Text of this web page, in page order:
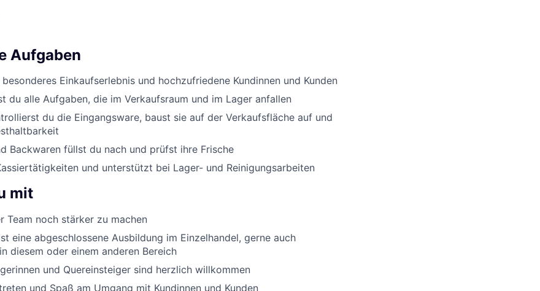
Aufgaben
Einkaufserlebnis und hochzufriedene Kundinnen und Kunden
du alle Aufgaben, die im Verkaufsraum und im Lager anfallen
du die Eingangsware, baust sie auf der Verkaufsfläche auf und
Backwaren füllst du nach und prüfst ihre Frische
und unterstützt bei Lager- und Reinigungsarbeiten
mit
Team noch stärker zu machen
eine abgeschlossene Ausbildung im Einzelhandel, gerne auch
diesem oder einem anderen Bereich
und Quereinsteiger sind herzlich willkommen
und Spaß am Umgang mit Kundinnen und Kunden